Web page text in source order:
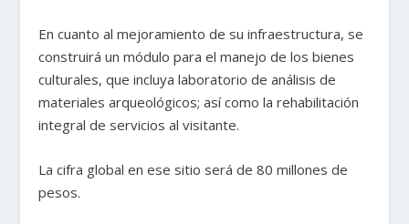
En cuanto al mejoramiento de su infraestructura, se
construirá un módulo para el manejo de los bienes
culturales, que incluya laboratorio de análisis de
materiales arqueológicos; así como la rehabilitación
integral de servicios al visitante.
La cifra global en ese sitio será de 80 millones de
pesos.